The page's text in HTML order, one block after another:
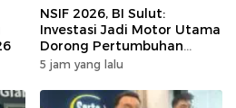
NSIF 2026, BI Sulut:
Investasi Jadi Motor Utama
Dorong Pertumbuhan
Ekonomi Sulut
5 jam yang lalu